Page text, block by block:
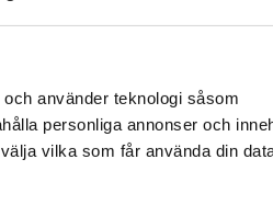
använder teknologi såsom
personliga annonser och
vilka som får använda din